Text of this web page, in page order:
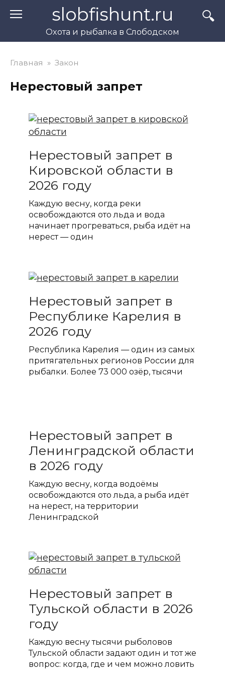
slobfishunt.ru
Охота и рыбалка в Слободском
Главная » Закон
Нерестовый запрет
Нерестовый запрет в
Кировской области в
2026 году
Каждую весну, когда реки
освобождаются ото льда и вода
начинает прогреваться, рыба идёт на
нерест — один
Нерестовый запрет в
Республике Карелия в
2026 году
Республика Карелия — один из самых
притягательных регионов России для
рыбалки. Более 73 000 озёр, тысячи
Нерестовый запрет в
Ленинградской области
в 2026 году
Каждую весну, когда водоёмы
освобождаются ото льда, а рыба идёт
на нерест, на территории
Ленинградской
Нерестовый запрет в
Тульской области в 2026
году
Каждую весну тысячи рыболовов
Тульской области задают один и тот же
вопрос: когда, где и чем можно ловить